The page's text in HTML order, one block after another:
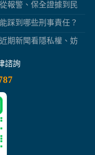
報警、保全證據到民
踩到哪些刑事責任？
期新聞看隱私權、妨
諮詢